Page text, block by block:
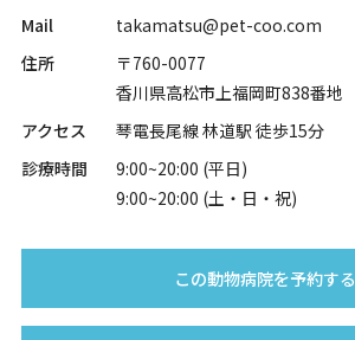
Mail
takamatsu@pet-coo.com
住所
〒760-0077
香川県高松市上福岡町838番地
アクセス
琴電長尾線 林道駅 徒歩15分
診療時間
9:00~20:00 (平日)
9:00~20:00 (土・日・祝)
この動物病院を予約する